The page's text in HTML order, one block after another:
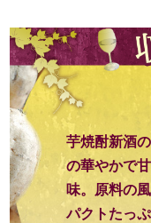
芋焼酎新酒
の華やかで
味。原料の
パクトたっ